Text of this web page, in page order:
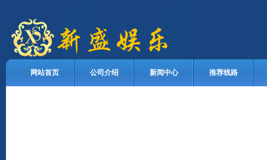
网站首页 公司介绍 新闻中心 推荐线路